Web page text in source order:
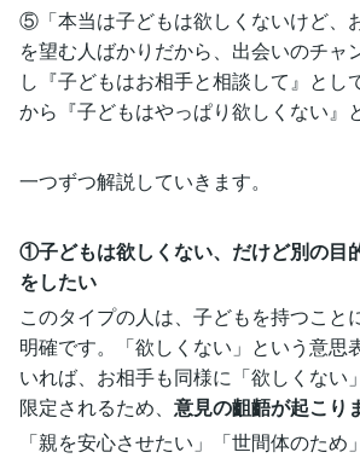
⑤「本当は子どもは欲しくないけど、
を望む人ばかりだから、出会いのチャ
し『子どもはお相手と相談して』とし
から『子どもはやっぱり欲しくない』
一つずつ解説していきます。
①子どもは欲しくない、だけど別の目
をしたい
このタイプの人は、子どもを持つこと
明確です。「欲しくない」という意思
いれば、お相手も同様に「欲しくない
限定されるため、 意見の齟齬が起こり
「親を安心させたい」「世間体のため